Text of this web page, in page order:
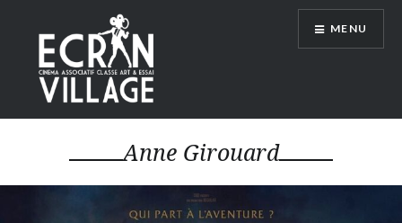
contenu
principal
ÉCRAN VILLAGE
MENU
Anne Girouard